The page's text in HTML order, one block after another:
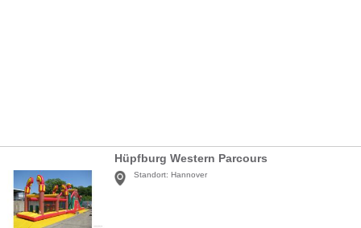
Hüpfburg Western Parcours
Standort: Hannover